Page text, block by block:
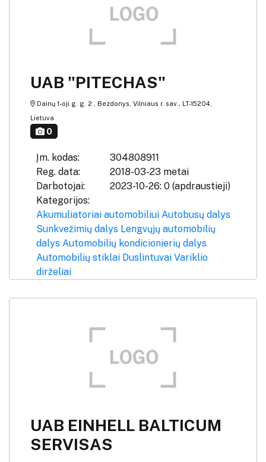
UAB "PITECHAS"
Dainų 1-oji g. g. 2 , Bezdonys, Vilniaus r. sav., LT-15204,
Lietuva
0
Įm. kodas:
304808911
Reg. data:
2018-03-23 metai
Darbotojai:
2023-10-26: 0 (apdraustieji)
Kategorijos:
Akumuliatoriai automobiliui Autobusų dalys
Sunkvežimių dalys Lengvųjų automobilių
dalys Automobilių kondicionierių dalys
Automobilių stiklai Duslintuvai Variklio
dirželiai
UAB EINHELL BALTICUM
SERVISAS